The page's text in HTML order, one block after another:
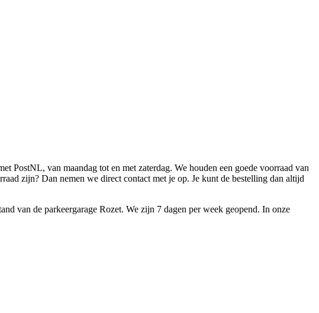
van maandag tot en met zaterdag. We houden een goede voorraad van
zijn? Dan nemen we direct contact met je op. Je kunt de bestelling dan altijd
van de parkeergarage Rozet. We zijn 7 dagen per week geopend. In onze